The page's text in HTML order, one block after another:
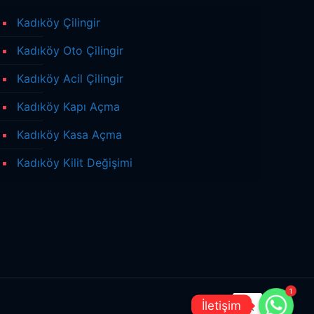
Kadıköy Çilingir
Kadıköy Oto Çilingir
Kadıköy Acil Çilingir
Kadıköy Kapı Açma
Kadıköy Kasa Açma
Kadıköy Kilit Değişimi
1
İletişim